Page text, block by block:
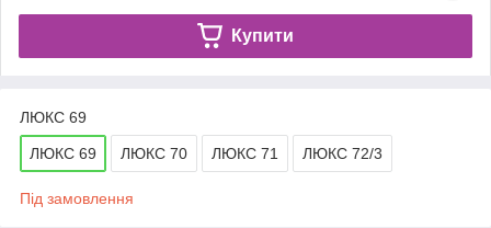
Купити
ЛЮКС 69
ЛЮКС 69 ЛЮКС 70 ЛЮКС 71 ЛЮКС 72/3
Під замовлення